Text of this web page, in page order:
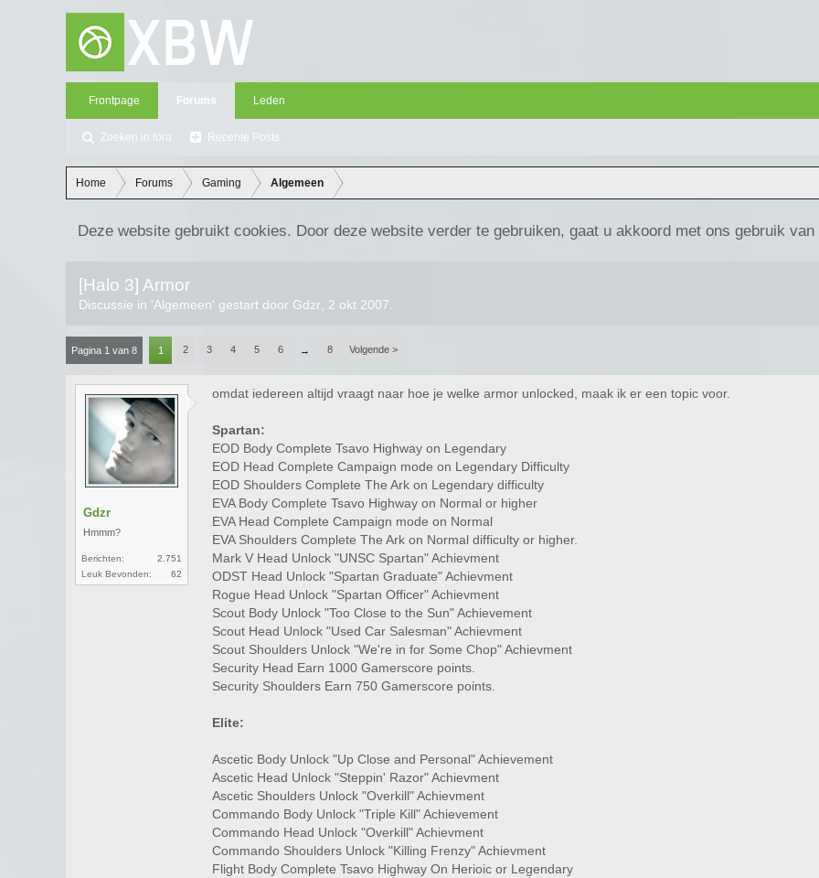
Frontpage Forums
Zoeken in fora Recente Posts
Leden
Home Forums Gaming Algemeen
Deze website gebruikt cookies. Door deze website verder te gebruiken, gaat u akkoord met ons gebruik
[Halo 3] Armor
Discussie in 'Algemeen' gestart door Gdzr 2 okt 2007
Pagina 1 van 8 1 2 3 4 5 6 → 8 Volgende >
Gdzr
Hmmm?
Berichten:
2.751
Leuk Bevonden:
62
omdat iedereen altijd vraagt naar hoe je welke armor unlocked, maak ik er een topic voor.
Spartan:
EOD Body Complete Tsavo Highway on Legendary
EOD Head Complete Campaign mode on Legendary Difficulty
EOD Shoulders Complete The Ark on Legendary difficulty
EVA Body Complete Tsavo Highway on Normal or higher
EVA Head Complete Campaign mode on Normal
EVA Shoulders Complete The Ark on Normal difficulty or higher.
Mark V Head Unlock "UNSC Spartan" Achievment
ODST Head Unlock "Spartan Graduate" Achievment
Rogue Head Unlock "Spartan Officer" Achievment
Scout Body Unlock "Too Close to the Sun" Achievement
Scout Head Unlock "Used Car Salesman" Achievment
Scout Shoulders Unlock "We're in for Some Chop" Achievment
Security Head Earn 1000 Gamerscore points.
Security Shoulders Earn 750 Gamerscore points.
Elite:
Ascetic Body Unlock "Up Close and Personal" Achievement
Ascetic Head Unlock "Steppin' Razor" Achievment
Ascetic Shoulders Unlock "Overkill" Achievment
Commando Body Unlock "Triple Kill" Achievement
Commando Head Unlock "Overkill" Achievment
Commando Shoulders Unlock "Killing Frenzy" Achievment
Flight Body Complete Tsavo Highway On Herioic or Legendary